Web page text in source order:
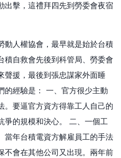
出擊，這禮拜四先到勞委會夜宿
動人權協會，最早就是始於台積
積自救會先後到科管局、勞委會
聲援，最後到張忠謀家外面睡
的經驗是： 一、官方很少主動
。要逼官方資方得靠工人自己的
爭的規模和決心。 二、一個工
當年台積電資方解雇員工的手法
不會在其他公司又出現。兩年前